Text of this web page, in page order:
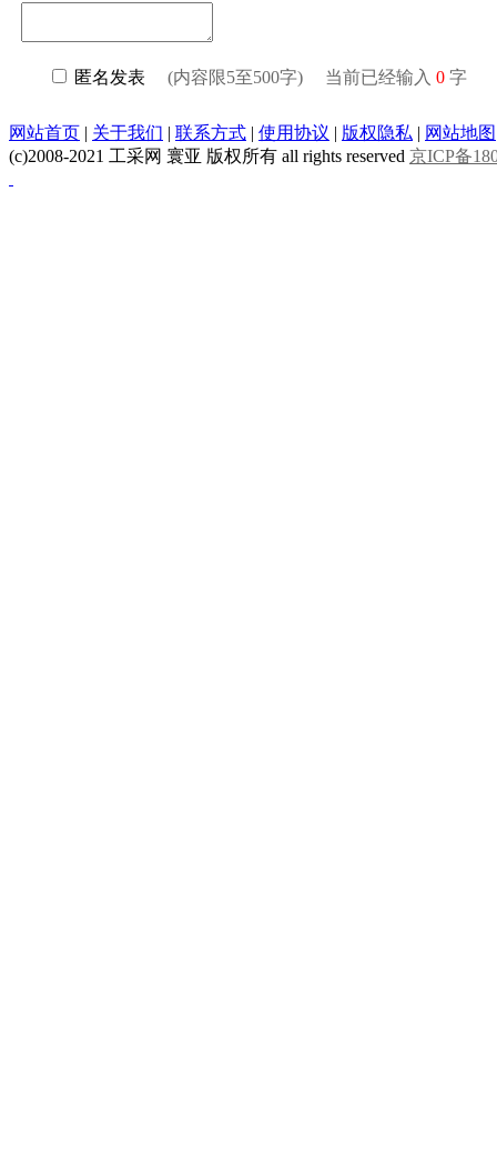
匿名发表 (内容限5至500字) 当前已经输入 0 字
网站首页 | 关于我们 | 联系方式 | 使用协议 | 版权隐私 | 网站地图
(c)2008-2021 工采网 寰亚 版权所有 all rights reserved 京ICP备